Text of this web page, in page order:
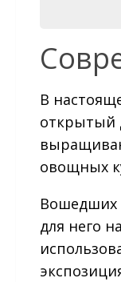
В
открытый
овощных
Вошедших
для него